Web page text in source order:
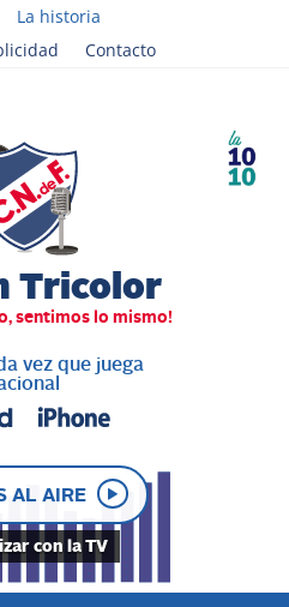
La historia
Contacto
vez que juega
AL AIRE
con la TV